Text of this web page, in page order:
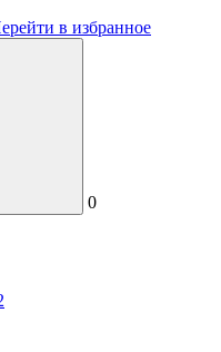
в избранное
0